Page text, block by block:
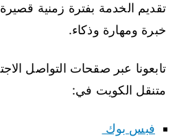
تقديم الخدمة بفترة زمنية
خبرة ومهارة وذكاء.
تابعونا عبر صقحات التواصل
متنقل الكويت في:
فبس بوك